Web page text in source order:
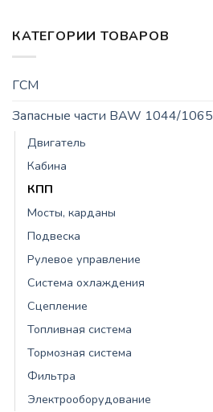
КАТЕГОРИИ ТОВАРОВ
ГСМ
Запасные части BAW 1044/1065
Двигатель
Кабина
КПП
Мосты, карданы
Подвеска
Рулевое управление
Система охлаждения
Сцепление
Топливная система
Тормозная система
Фильтра
Электрооборудование